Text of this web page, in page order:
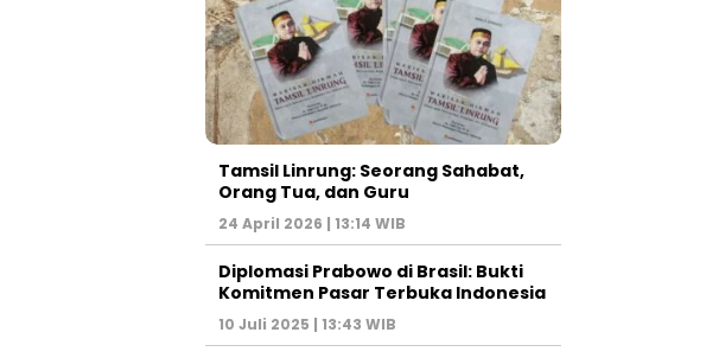
Tamsil Linrung: Seorang Sahabat,
Orang Tua, dan Guru
24 April 2026 | 13:14 WIB
Diplomasi Prabowo di Brasil: Bukti
Komitmen Pasar Terbuka Indonesia
10 Juli 2025 | 13:43 WIB